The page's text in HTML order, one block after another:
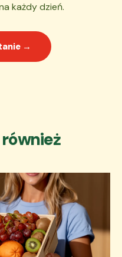
każdy dzień.
→